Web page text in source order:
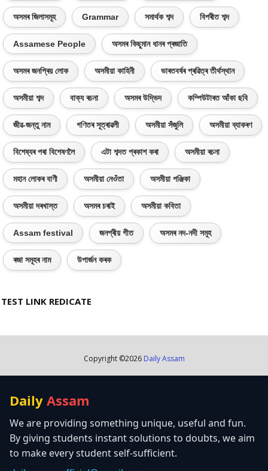
অসমৰ জিলাসমূহ Grammar সমাৰ্থক শব্দ বিপৰীত শব্দ
Assamese People অসমৰ কিছুমান ধানৰ প্ৰজাতি
অসমৰ জনপ্ৰিয় লোক অসমীয়া কাহিনী ভাৰতবৰ্ষৰ প্ৰৱিত্ৰ তীৰ্থস্থান
অসমীয়া শব্দ বাক্য ৰচনা অসমৰ উদ্ভিদ কম্পিউটাৰত আঁকা ছবি
জীৱ-জন্তু নাম গণিতৰ সূত্ৰাৱলী অসমীয়া সঁজুলি অসমীয়া ব্যাকৰণ
বিশেষ্যৰ পৰা বিশেষণলৈ এটা শব্দত প্ৰকাশ কৰা অসমীয়া ৰচনা
মহান লোকৰ বাণী অসমীয়া নেওঁতা অসমীয়া পঞ্জিকা
অসমীয়া দৰখাস্ত অসমৰ চৰাই অসমীয়া কবিতা
Assam festival জনপ্ৰীয় গীত অসমৰ নদ-নদী সমূহ
ৰজা সমূহৰ নাম উপাৰ্জন কৰক
TEST LINK REDICATE
Copyright ©2026 Daily Assam
Daily Assam
We are providing something unique, useful and fun.
By giving students instant solutions to doubts, we aim
to make every student self-sufficient.